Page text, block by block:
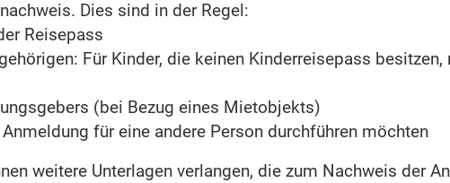
Dies sind in der Regel:
Reisepass
Für Kinder, die keinen Kinderreisepass
(bei Bezug eines Mietobjekts)
für eine andere Person durchführen möchten
weitere Unterlagen verlangen, die zum Nachweis der